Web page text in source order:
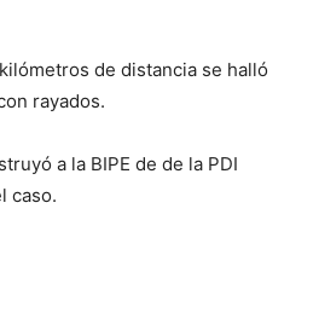
de distancia se halló
rayados.
a la BIPE de de la PDI
caso.